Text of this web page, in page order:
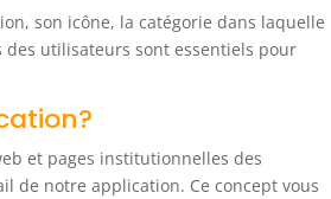
son icône, la catégorie dans laquelle
utilisateurs sont essentiels pour
et pages institutionnelles des
de notre application. Ce concept vous